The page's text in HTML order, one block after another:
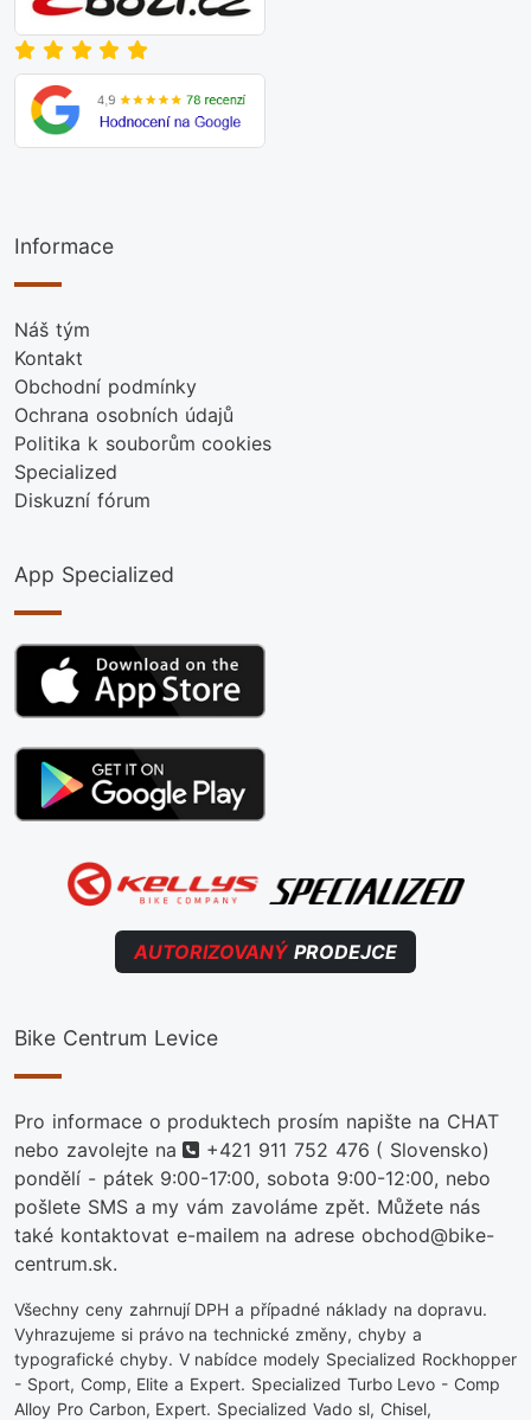
Informace
Náš tým
Kontakt
Obchodní podmínky
Ochrana osobních údajů
Politika k souborům cookies
Specialized
Diskuzní fórum
App Specialized
AUTORIZOVANÝPRODEJCE
Bike Centrum Levice
Pro informace o produktech prosím napište na CHAT
nebo zavolejte na
telefon
+421 911 752 476 ( Slovensko)
pondělí - pátek 9:00-17:00, sobota 9:00-12:00, nebo
pošlete SMS a my vám zavoláme zpět. Můžete nás
také kontaktovat e-mailem na adrese obchod@bike-
centrum.sk.
Všechny ceny zahrnují DPH a případné náklady na dopravu.
Vyhrazujeme si právo na technické změny, chyby a
typografické chyby. V nabídce modely Specialized Rockhopper
- Sport, Comp, Elite a Expert. Specialized Turbo Levo - Comp
Alloy Pro Carbon, Expert. Specialized Vado sl, Chisel,